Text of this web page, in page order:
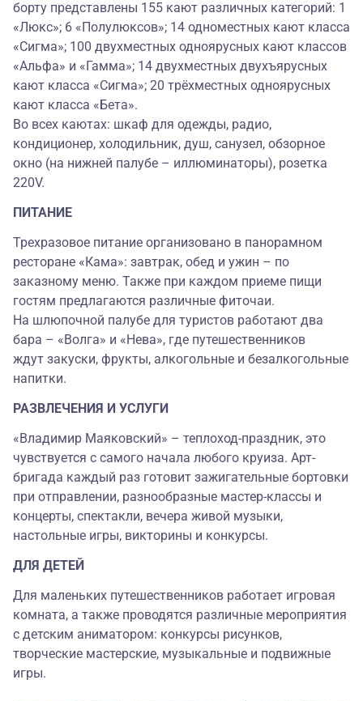
борту представлены 155 кают различных категорий: 1
«Люкс»; 6 «Полулюксов»; 14 одноместных кают класса
«Сигма»; 100 двухместных одноярусных кают классов
«Альфа» и «Гамма»; 14 двухместных двухъярусных
кают класса «Сигма»; 20 трёхместных одноярусных
кают класса «Бета».
Во всех каютах: шкаф для одежды, радио,
кондиционер, холодильник, душ, санузел, обзорное
окно (на нижней палубе – иллюминаторы), розетка
220V.
ПИТАНИЕ
Трехразовое питание организовано в панорамном
ресторане «Кама»: завтрак, обед и ужин – по
заказному меню. Также при каждом приеме пищи
гостям предлагаются различные фиточаи.
На шлюпочной палубе для туристов работают два
бара – «Волга» и «Нева», где путешественников
ждут закуски, фрукты, алкогольные и безалкогольные
напитки.
РАЗВЛЕЧЕНИЯ И УСЛУГИ
«Владимир Маяковский» – теплоход-праздник, это
чувствуется с самого начала любого круиза. Арт-
бригада каждый раз готовит зажигательные бортовки
при отправлении, разнообразные мастер-классы и
концерты, спектакли, вечера живой музыки,
настольные игры, викторины и конкурсы.
ДЛЯ ДЕТЕЙ
Для маленьких путешественников работает игровая
комната, а также проводятся различные мероприятия
с детским аниматором: конкурсы рисунков,
творческие мастерские, музыкальные и подвижные
игры.